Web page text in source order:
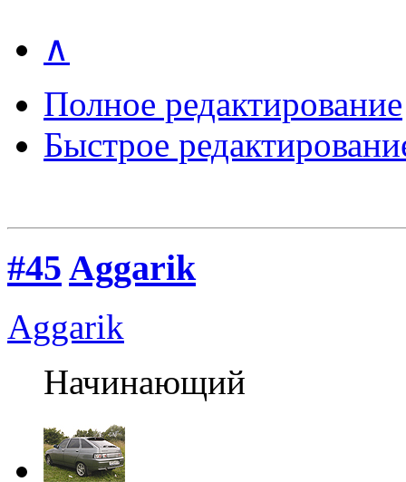
∧
Полное редактирование
Быстрое
#45 Aggarik
Aggarik
Начинающий